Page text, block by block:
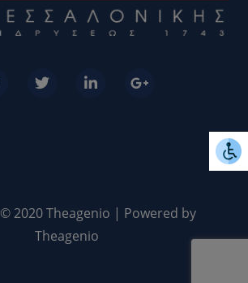
2020 Theagenio | Powered by
Theagenio